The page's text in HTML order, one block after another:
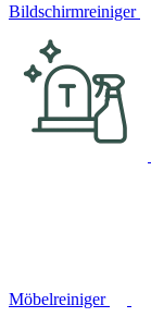
Bildschirmreiniger
Möbelreiniger